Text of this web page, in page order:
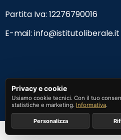
Partita Iva: 12276790016
E-mail: info@istitutoliberale.it
Privacy e cookie
Usiamo cookie tecnici. Con il tuo
statistiche e marketing. Informativa.
Personalizza